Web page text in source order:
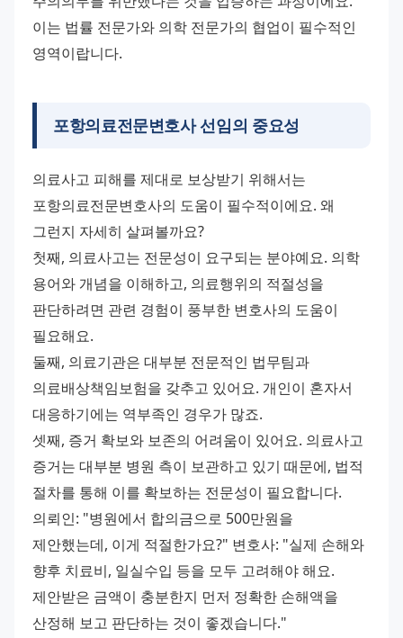
이는 법률 전문가와 의학 전문가의 협업이 필수적인
영역이랍니다.
포항의료전문변호사 선임의 중요성
의료사고 피해를 제대로 보상받기 위해서는
포항의료전문변호사의 도움이 필수적이에요. 왜
그런지 자세히 살펴볼까요?
첫째, 의료사고는 전문성이 요구되는 분야예요. 의학
용어와 개념을 이해하고, 의료행위의 적절성을
판단하려면 관련 경험이 풍부한 변호사의 도움이
필요해요.
둘째, 의료기관은 대부분 전문적인 법무팀과
의료배상책임보험을 갖추고 있어요. 개인이 혼자서
대응하기에는 역부족인 경우가 많죠.
셋째, 증거 확보와 보존의 어려움이 있어요. 의료사고
증거는 대부분 병원 측이 보관하고 있기 때문에, 법적
절차를 통해 이를 확보하는 전문성이 필요합니다.
의뢰인: "병원에서 합의금으로 500만원을
제안했는데, 이게 적절한가요?" 변호사: "실제 손해와
향후 치료비, 일실수입 등을 모두 고려해야 해요.
제안받은 금액이 충분한지 먼저 정확한 손해액을
산정해 보고 판단하는 것이 좋겠습니다."